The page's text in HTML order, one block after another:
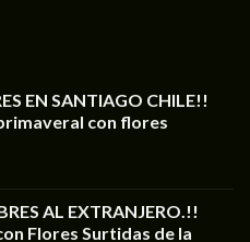
EN SANTIAGO CHILE!!
con flores
AL EXTRANJERO.!!
Flores Surtidas de la